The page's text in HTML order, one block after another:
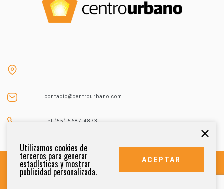
contacto@centrourbano.com
Tel (55) 5687-4873
Utilizamos cookies de
terceros para generar
estadísticas y mostrar
publicidad personalizada.
ACEPTAR